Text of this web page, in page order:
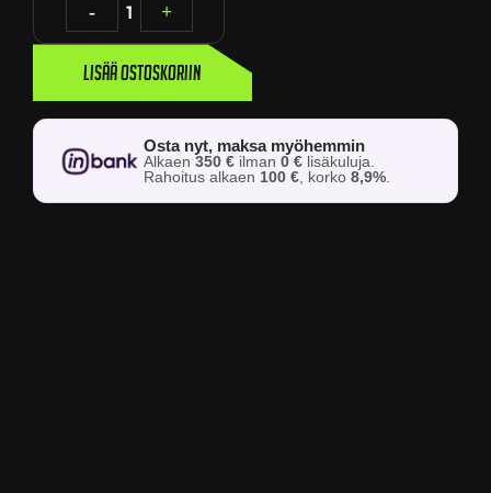
- 1 +
Lisää ostoskoriin
Osta nyt, maksa myöhemmin
Alkaen350 € ilman0 € lisäkuluja.
Rahoitus alkaen 100 €, korko8,9%.